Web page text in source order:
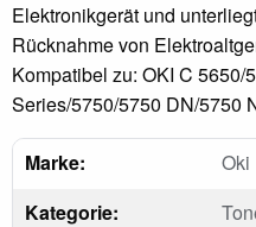
Elektronikgerät und
Rücknahme von
Kompatibel zu: OKI C 5650/
Series/5750/5750 DN/5750
Marke:
Oki
Kategorie: